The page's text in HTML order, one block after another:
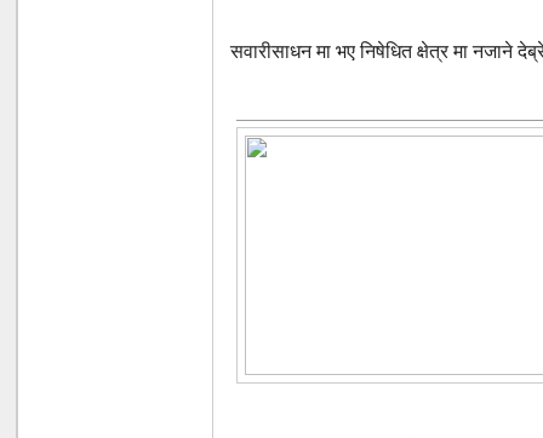
सवारीसाधन मा भए निषेधित क्षेत्र मा नजाने